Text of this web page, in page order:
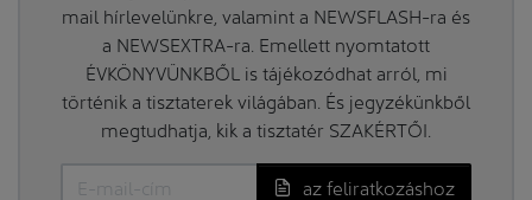
mail hírlevelünkre, valamint a NEWSFLASH-ra és
a NEWSEXTRA-ra. Emellett nyomtatott
ÉVKÖNYVÜNKBŐL is tájékozódhat arról, mi
történik a tisztaterek világában. És jegyzékünkből
megtudhatja, kik a tisztatér SZAKÉRTŐI.
az feliratkozáshoz